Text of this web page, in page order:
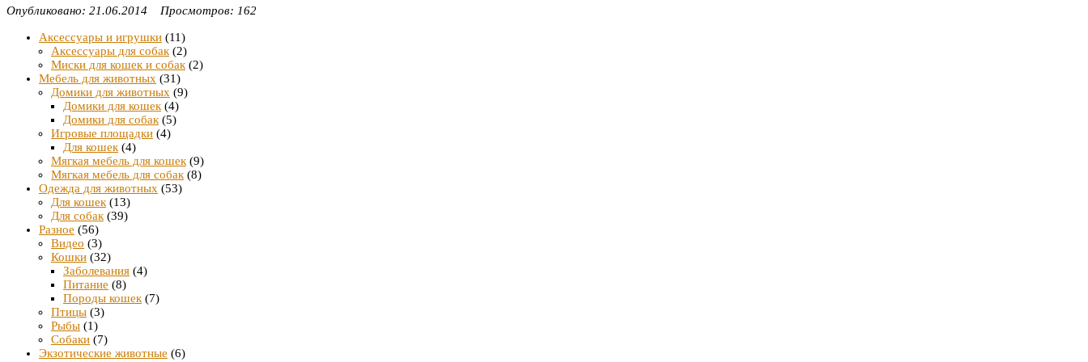
Опубликовано: 21.06.2014 Просмотров: 162
Аксессуары и игрушки (11)
Аксессуары для собак (2)
Миски для кошек и собак (2)
Мебель для животных (31)
Домики для животных (9)
Домики для кошек (4)
Домики для собак (5)
Игровые площадки (4)
Для кошек (4)
Мягкая мебель для кошек (9)
Мягкая мебель для собак (8)
Одежда для животных (53)
Для кошек (13)
Для собак (39)
Разное (56)
Видео (3)
Кошки (32)
Заболевания (4)
Питание (8)
Породы кошек (7)
Птицы (3)
Рыбы (1)
Собаки (7)
Экзотические животные (6)